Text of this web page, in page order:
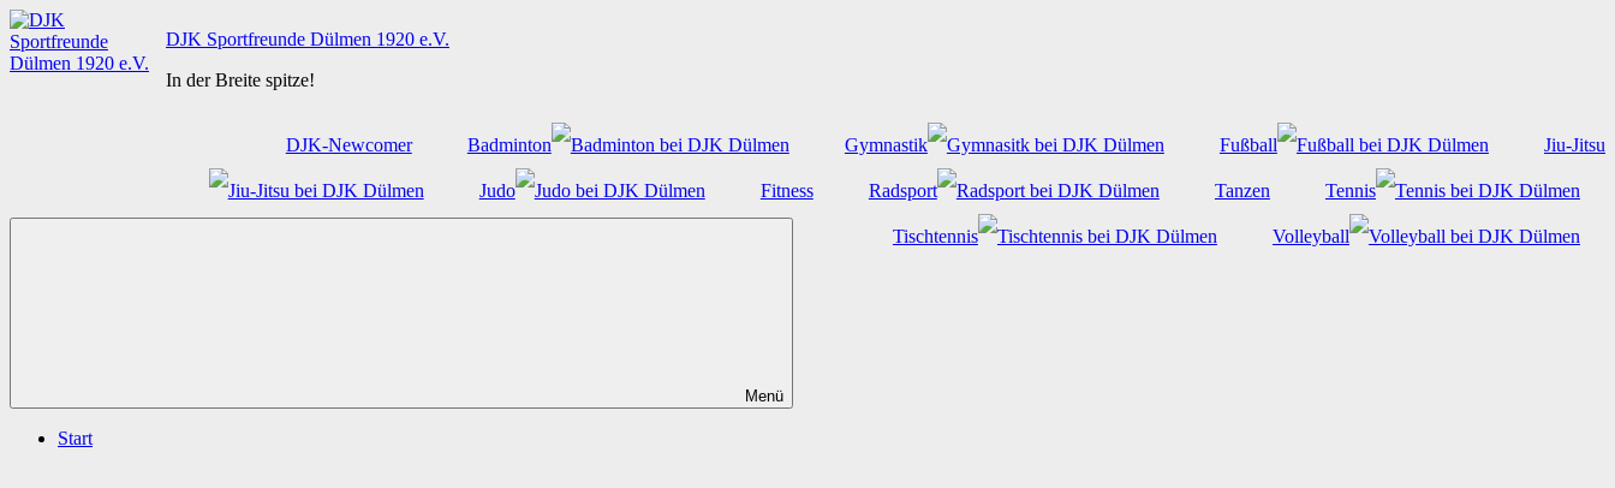
Zum
Inhalt
springen
DJK Sportfreunde Dülmen 1920 e.V.
In der Breite spitze!
DJK-Newcomer Badminton Gymnastik Fußball Jiu-Jitsu
Judo Fitness Radsport Tanzen Tennis
Tischtennis Volleyball
Menü
Start